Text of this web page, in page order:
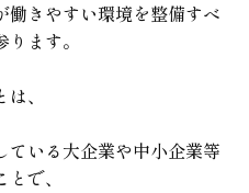
働きやすい環境を整備すべ
ます。
、
ている大企業や中小企業等
で、